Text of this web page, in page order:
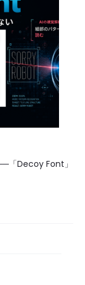
「Decoy Font」